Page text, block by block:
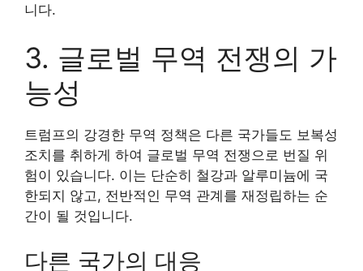
니다.
3. 글로벌 무역 전쟁의 가
능성
트럼프의 강경한 무역 정책은 다른 국가들도 보복성
조치를 취하게 하여 글로벌 무역 전쟁으로 번질 위
험이 있습니다. 이는 단순히 철강과 알루미늄에 국
한되지 않고, 전반적인 무역 관계를 재정립하는 순
간이 될 것입니다.
다른 국가의 대응